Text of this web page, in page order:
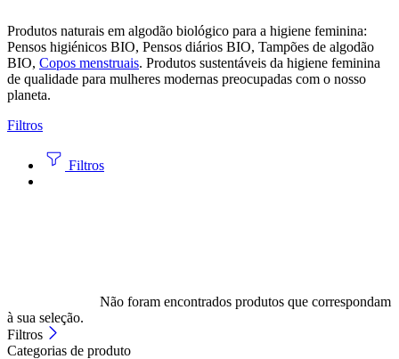
Produtos naturais em algodão biológico para a higiene feminina:
Pensos higiénicos BIO, Pensos diários BIO, Tampões de algodão
BIO, Copos menstruais. Produtos sustentáveis da higiene feminina
de qualidade para mulheres modernas preocupadas com o nosso
planeta.
Filtros
Filtros
Não foram encontrados produtos que correspondam
à sua seleção.
Filtros
Categorias de produto